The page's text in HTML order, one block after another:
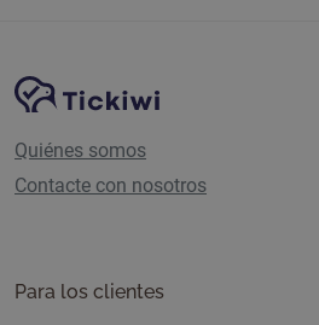
Navegación del sitio
Plataforma Tickiwi
Quiénes somos
Contacte con nosotros
Para los clientes